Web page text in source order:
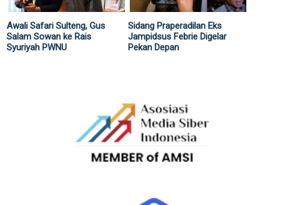
Awali Safari Sulteng, Gus
Salam Sowan ke Rais
Syuriyah PWNU
Sidang Praperadilan Eks
Jampidsus Febrie Digelar
Pekan Depan